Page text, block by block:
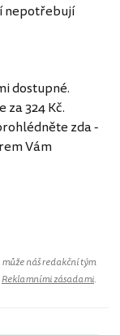
nepotřebují
dostupné.
324 Kč.
zda -
Vám
náš redakční tým
Reklamními zásadami.